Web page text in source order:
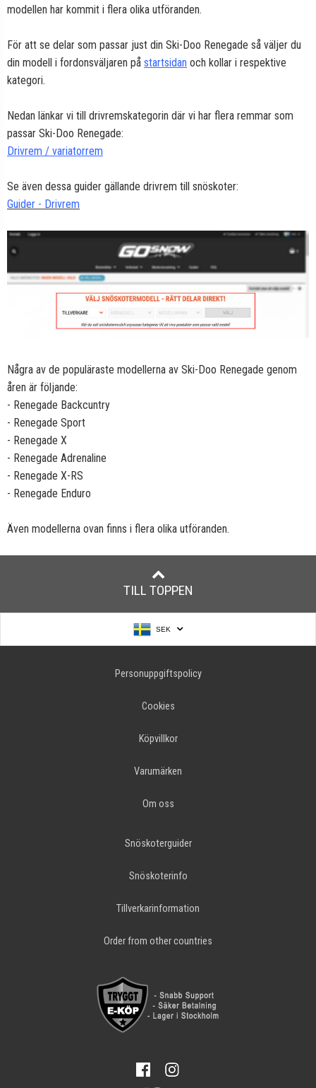
modellen har kommit i flera olika utföranden.
För att se delar som passar just din Ski-Doo Renegade så väljer du
din modell i fordonsväljaren på startsidan och kollar i respektive
kategori.
Nedan länkar vi till drivremskategorin där vi har flera remmar som
passar Ski-Doo Renegade:
Drivrem / variatorrem
Se även dessa guider gällande drivrem till snöskoter:
Guider - Drivrem
Några av de populäraste modellerna av Ski-Doo Renegade genom
åren är följande:
- Renegade Backcuntry
- Renegade Sport
- Renegade X
- Renegade Adrenaline
- Renegade X-RS
- Renegade Enduro
Även modellerna ovan finns i flera olika utföranden.
TILL TOPPEN
SEK
Personuppgiftspolicy
Cookies
Köpvillkor
Varumärken
Om oss
Snöskoterguider
Snöskoterinfo
Tillverkarinformation
Order from other countries